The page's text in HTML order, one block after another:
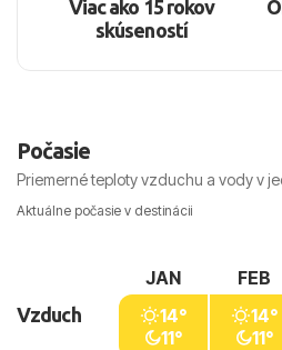
Viac ako 15 rokov
skúseností
Počasie
Priemerné teploty vzduchu a vody v
Aktuálne počasie v destinácii
Vzduch
JAN
14°
11°
FEB
14°
11°